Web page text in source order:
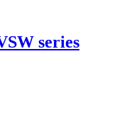
series